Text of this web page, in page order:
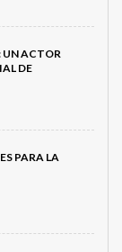
ACTOR
DE
PARA LA